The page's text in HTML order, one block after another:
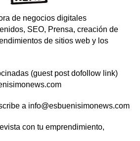
de negocios digitales
SEO, Prensa, creación de
de sitios web y los
(guest post dofollow link)
a info@esbuenisimonews.com
con tu emprendimiento,